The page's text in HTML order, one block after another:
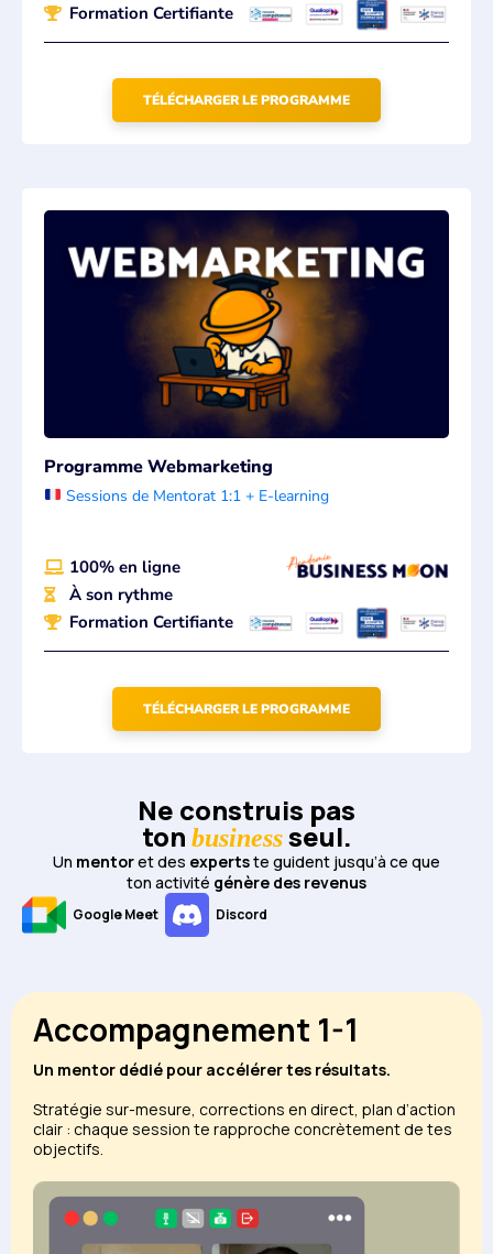
Formation Certifiante
TÉLÉCHARGER LE PROGRAMME
Programme Webmarketing
Sessions de Mentorat 1:1 + E-learning
100% en ligne
À son rythme
Formation Certifiante
TÉLÉCHARGER LE PROGRAMME
Ne construis pas
ton businessseul.
Un mentoret des expertste guident jusqu’à ce que
ton activité génère des revenus
Google Meet Discord
Accompagnement 1-1
Un mentor dédié pour accélérer tes résultats.
Stratégie sur-mesure, corrections en direct, plan d’action
clair : chaque session te rapproche concrètement de tes
objectifs.